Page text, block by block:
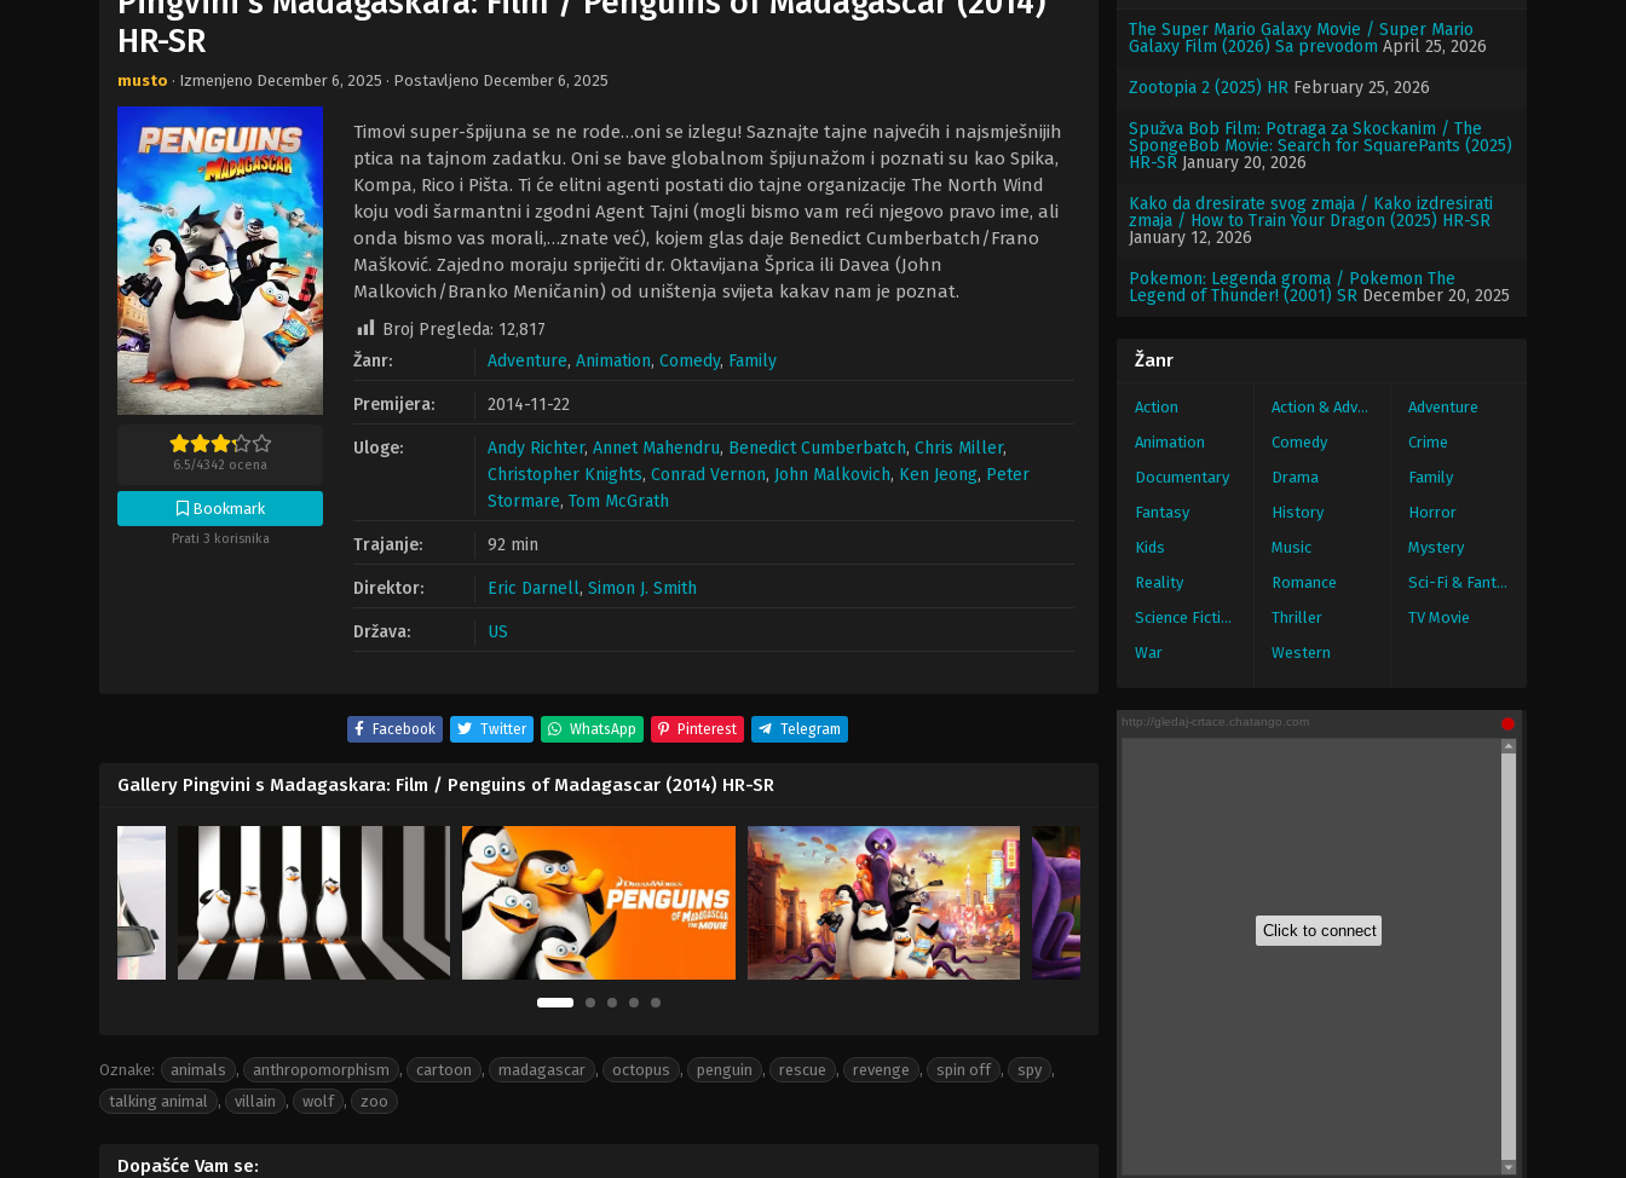
HR-SR
musto · Izmenjeno December 6, 2025 · Postavljeno December 6, 2025
6.5/4342 ocena
Bookmark
Prati 3 korisnika
Timovi super-špijuna se ne rode…oni se izlegu! Saznajte tajne najvećih i najsmješnijih
ptica na tajnom zadatku. Oni se bave globalnom špijunažom i poznati su kao Spika,
Kompa, Rico i Pišta. Ti će elitni agenti postati dio tajne organizacije The North Wind
koju vodi šarmantni i zgodni Agent Tajni (mogli bismo vam reći njegovo pravo ime, ali
onda bismo vas morali,…znate već), kojem glas daje Benedict Cumberbatch/Frano
Mašković. Zajedno moraju spriječiti dr. Oktavijana Šprica ili Davea (John
Malkovich/Branko Meničanin) od uništenja svijeta kakav nam je poznat.
Broj Pregleda: 12,817
Žanr:
Adventure, Animation, Comedy, Family
Premijera: 2014-11-22
Uloge: Andy Richter, Annet Mahendru, Benedict Cumberbatch, Chris Miller,
Christopher Knights, Conrad Vernon, John Malkovich, Ken Jeong, Peter
Stormare, Tom McGrath
Trajanje: 92 min
Direktor: Eric Darnell, Simon J. Smith
Država: US
Facebook Twitter WhatsApp Pinterest Telegram
Gallery Pingvini s Madagaskara: Film / Penguins of Madagascar (2014) HR-SR
Oznake: animals , anthropomorphism , cartoon , madagascar , octopus , penguin , rescue , revenge , spin off , spy ,
talking animal
, villain , wolf , zoo
Dopašće Vam se:
The Super Mario Galaxy Movie / Super Mario
Galaxy Film (2026) Sa prevodom April 25, 2026
Zootopia 2 (2025) HR February 25, 2026
Spužva Bob Film: Potraga za Skockanim / The
SpongeBob Movie: Search for SquarePants (2025)
HR-SR January 20, 2026
Kako da dresirate svog zmaja / Kako izdresirati
zmaja / How to Train Your Dragon (2025) HR-SR
January 12, 2026
Pokemon: Legenda groma / Pokemon The
Legend of Thunder! (2001) SR December 20, 2025
Žanr
Action Action & Adventure
Adventure
Animation
Comedy
Crime
Documentary
Drama
Family
Fantasy
History
Horror
Kids
Music
Mystery
Reality
Romance
Sci-Fi & Fantasy
Science Fiction
Thriller
TV Movie
War
Western